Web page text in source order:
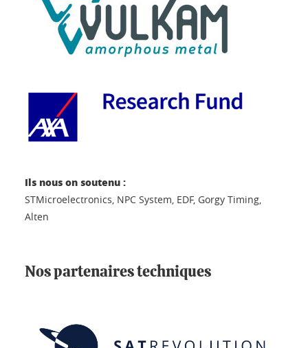
Ils nous on soutenu :
STMicroelectronics, NPC System, EDF, Gorgy Timing,
Alten
Nos partenaires techniques